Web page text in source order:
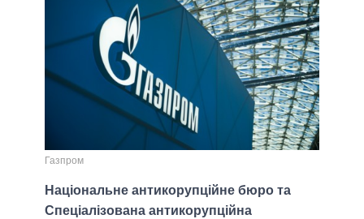
Газпром
Національне антикорупційне бюро та
Спеціалізована антикорупційна